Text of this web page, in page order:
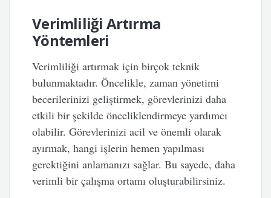
Verimliliği Artırma
Yöntemleri
Verimliliği artırmak için birçok teknik
bulunmaktadır. Öncelikle, zaman yönetimi
becerilerinizi geliştirmek, görevlerinizi daha
etkili bir şekilde önceliklendirmeye yardımcı
olabilir. Görevlerinizi acil ve önemli olarak
ayırmak, hangi işlerin hemen yapılması
gerektiğini anlamanızı sağlar. Bu sayede, daha
verimli bir çalışma ortamı oluşturabilirsiniz.